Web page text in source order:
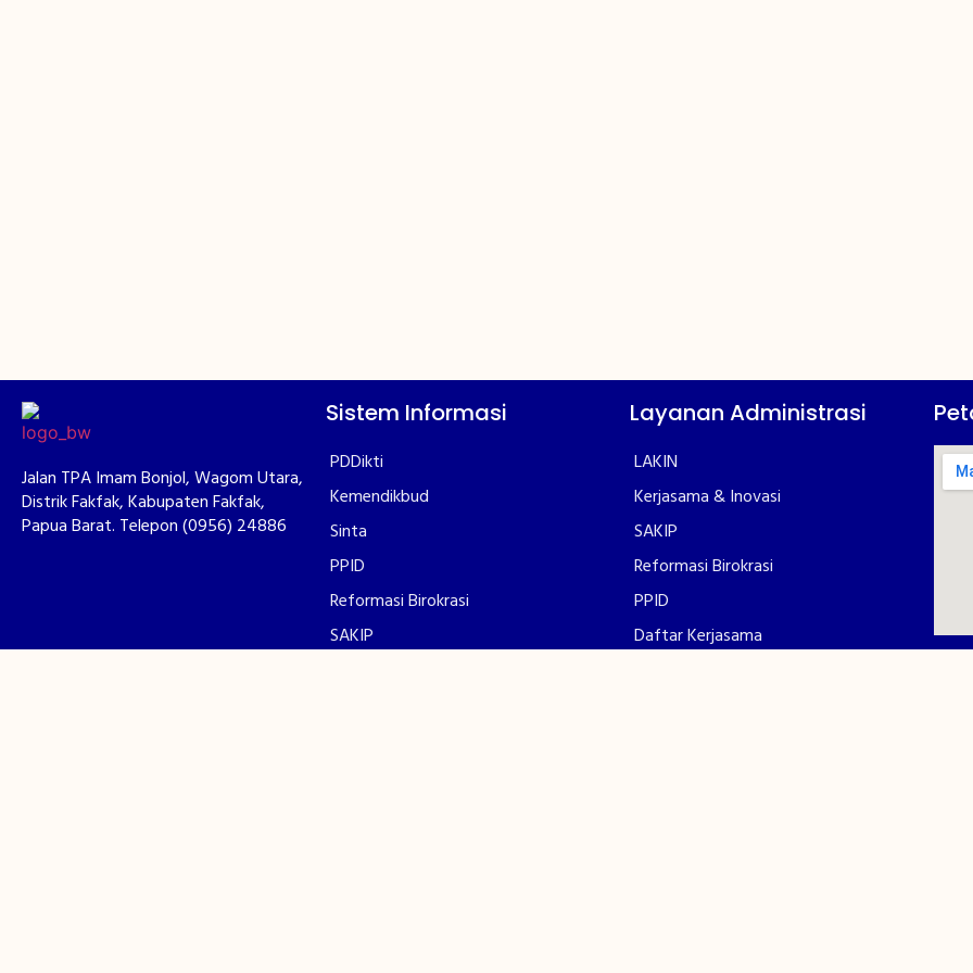
Jalan TPA Imam Bonjol, Wagom Utara,
Distrik Fakfak, Kabupaten Fakfak,
Papua Barat. Telepon (0956) 24886
Sistem Informasi
PDDikti
Kemendikbud
Sinta
PPID
Reformasi Birokrasi
SAKIP
Layanan Administrasi
LAKIN
Kerjasama & Inovasi
SAKIP
Reformasi Birokrasi
PPID
Daftar Kerjasama